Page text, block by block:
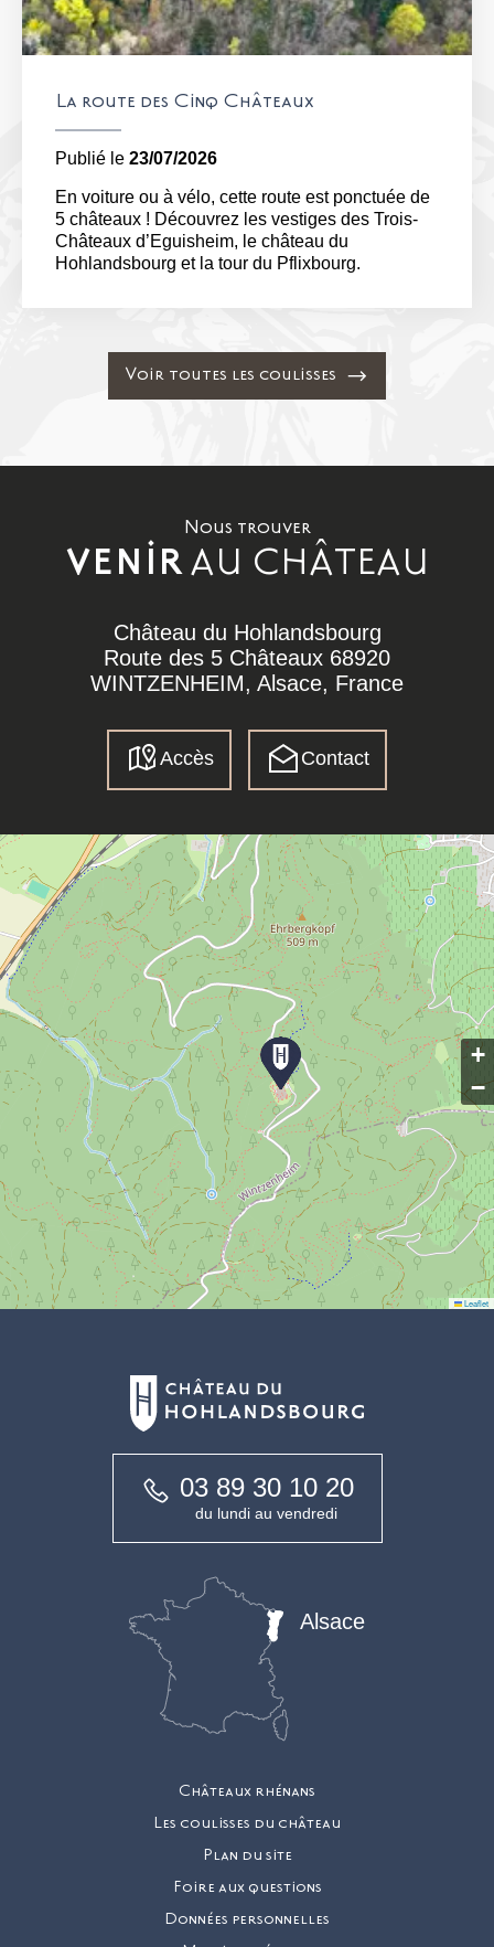
La route des Cinq Châteaux
Publié le 23/07/2026
En voiture ou à vélo, cette route est ponctuée de
5 châteaux ! Découvrez les vestiges des Trois-
Châteaux d’Eguisheim, le château du
Hohlandsbourg et la tour du Pflixbourg.
Voir toutes les coulisses
Nous trouver
VENIRAU CHÂTEAU
Château du Hohlandsbourg
Route des 5 Châteaux 68920
WINTZENHEIM, Alsace, France
Accès Contact
+
−
Leaflet
03 89 30 10 20
du lundi au vendredi
Châteaux rhénans
Les coulisses du château
Plan du site
Foire aux questions
Données personnelles
Alsace